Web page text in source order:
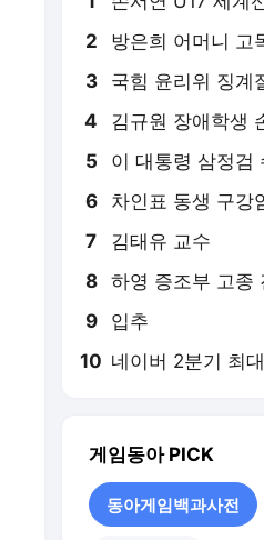
2 방은희 어머니 고
4 김규원 장애학생
5 이 대통령 삼정검
6 차인표 동생 구강
7 김태유 교수
8 하영 증조부 고종
9 입추
10 네이버 2분기 최
게임동아PICK
동아게임백과사전